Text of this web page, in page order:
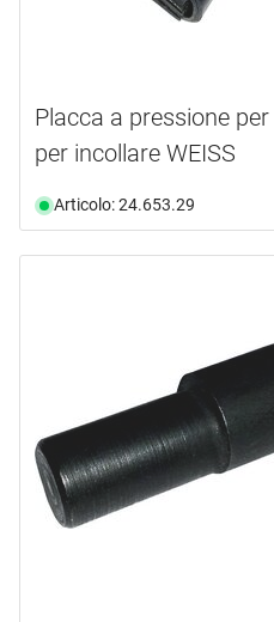
disponibile da
Placca a pressione
per incollare WEISS
Articolo: 24.653.29